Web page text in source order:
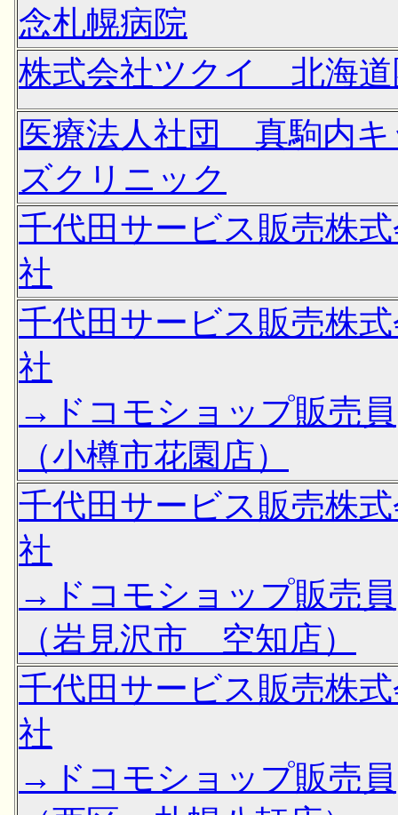
念札幌病院
株式会社ツクイ 北海道
医療法人社団 真駒内キ
ズクリニック
千代田サービス販売株
社
千代田サービス販売株
社
→ドコモショップ販売員
（小樽市花園店）
千代田サービス販売株
社
→ドコモショップ販売員
（岩見沢市 空知店）
千代田サービス販売株
社
→ドコモショップ販売員